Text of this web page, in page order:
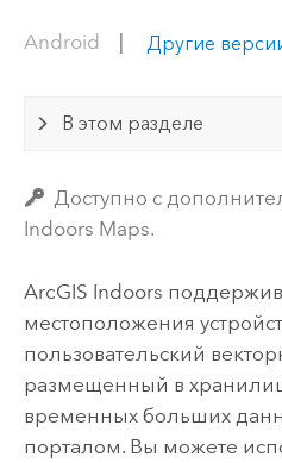
Android Другие
В этом разделе
Доступно с
Indoors Maps.
ArcGIS Indoors
местоположения
пользовательский
размещенный в
временных больших
порталом. Вы можете